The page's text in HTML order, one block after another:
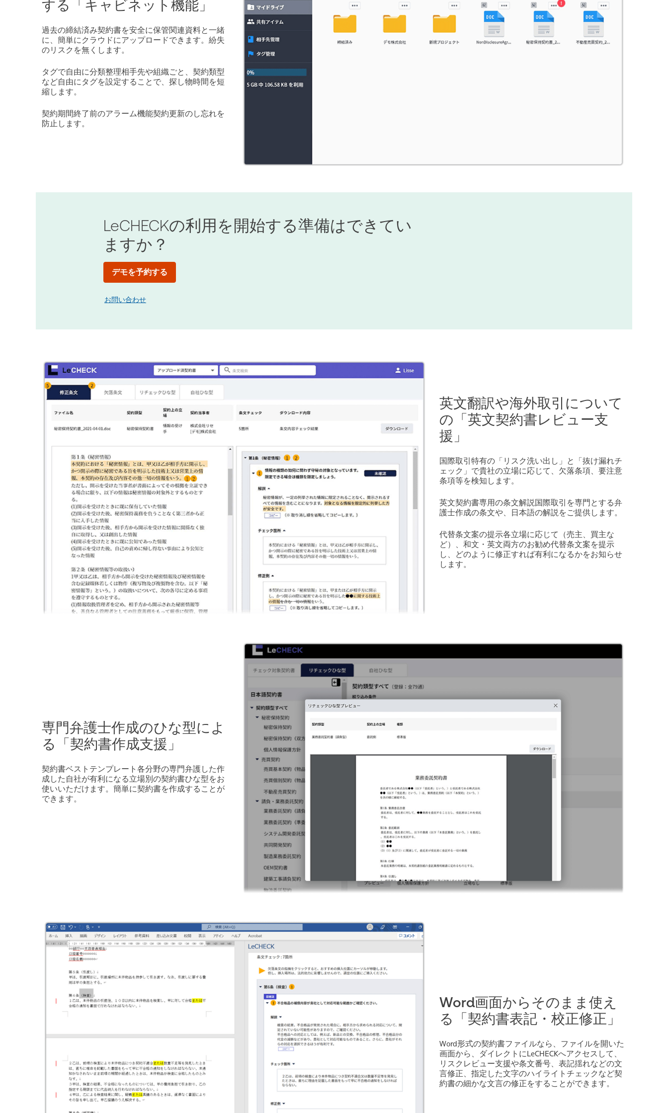
する「キャビネット機能」
過去の締結済み契約書を安全に保管関連資料と一緒
に、簡単にクラウドにアップロードできます。紛失
のリスクを無くします。
タグで自由に分類整理相手先や組織ごと、契約類型
など自由にタグを設定することで、探し物時間を短
縮します。
契約期間終了前のアラーム機能契約更新のし忘れを
防止します。
LeCHECKの利用を開始する準備はできてい
ますか？
デモを予約する
お問い合わせ
英文翻訳や海外取引について
の「英文契約書レビュー支
援」
国際取引特有の「リスク洗い出し」と「抜け漏れチ
ェック」で貴社の立場に応じて、欠落条項、要注意
条項等を検知します。
英文契約書専用の条文解説国際取引を専門とする弁
護士作成の条文や、日本語の解説をご提供します。
代替条文案の提示各立場に応じて（売主、買主な
ど）、和文・英文両方のお勧め代替条文案を提示
し、どのように修正すれば有利になるかをお知らせ
します。
専門弁護士作成のひな型によ
る「契約書作成支援」
契約書ベストテンプレート各分野の専門弁護した作
成した自社が有利になる立場別の契約書ひな型をお
使いいただけます。簡単に契約書を作成することが
できます。
Word画面からそのまま使え
る「契約書表記・校正修正」
Word形式の契約書ファイルなら、ファイルを開いた
画面から、ダイレクトにLeCHECKへアクセスして、
リスクレビュー支援や条文番号、表記揺れなどの文
言修正、指定した文字のハイライトチェックなど契
約書の細かな文言の修正をすることができます。